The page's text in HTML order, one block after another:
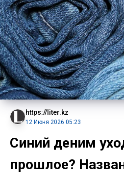
https://liter.kz
12 Июня 2026 05:23
Синий деним
прошлое?